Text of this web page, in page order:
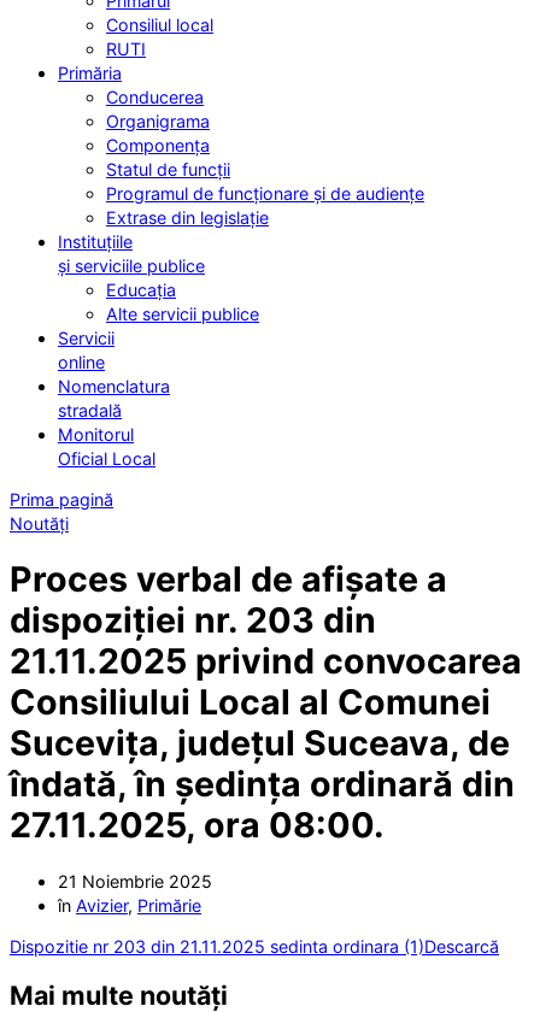
Consiliul local
RUTI
Primăria
Conducerea
Organigrama
Componența
Statul de funcții
Programul de funcționare și de audiențe
Extrase din legislație
Instituțiile
și serviciile publice
Educația
Alte servicii publice
Servicii
online
Nomenclatura
stradală
Monitorul
Oficial Local
Prima pagină
Noutăți
Proces verbal de afișate a
dispoziției nr. 203 din
21.11.2025 privind convocarea
Consiliului Local al Comunei
Sucevița, județul Suceava, de
îndată, în ședința ordinară din
27.11.2025, ora 08:00.
21 Noiembrie 2025
în Avizier, Primărie
Dispozitie nr 203 din 21.11.2025 sedinta ordinara (1)Descarcă
Mai multe noutăți